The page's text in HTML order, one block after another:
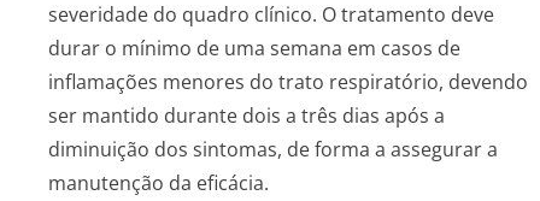
severidade do quadro clínico. O tratamento deve
durar o mínimo de uma semana em casos de
inflamações menores do trato respiratório, devendo
ser mantido durante dois a três dias após a
diminuição dos sintomas, de forma a assegurar a
manutenção da eficácia.